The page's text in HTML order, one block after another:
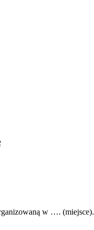
w …. (miejsce).